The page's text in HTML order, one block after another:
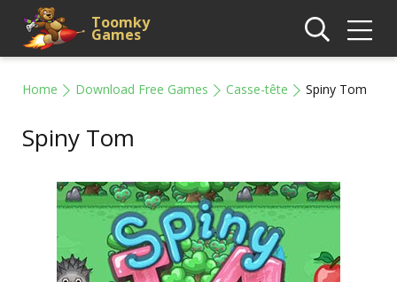
Toomky
Games
Home Download Free Games Casse-tête Spiny Tom
Spiny Tom